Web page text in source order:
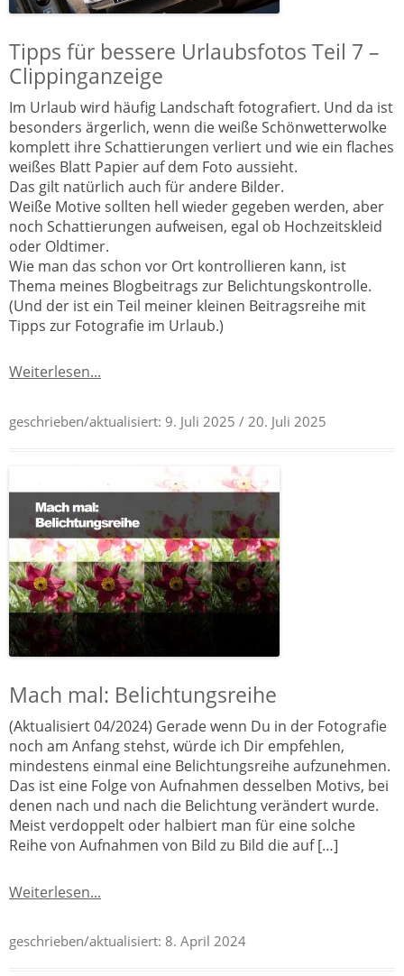
Tipps für bessere Urlaubsfotos Teil 7 –
Clippinganzeige
Im Urlaub wird häufig Landschaft fotografiert. Und da ist
besonders ärgerlich, wenn die weiße Schönwetterwolke
komplett ihre Schattierungen verliert und wie ein flaches
weißes Blatt Papier auf dem Foto aussieht.
Das gilt natürlich auch für andere Bilder.
Weiße Motive sollten hell wieder gegeben werden, aber
noch Schattierungen aufweisen, egal ob Hochzeitskleid
oder Oldtimer.
Wie man das schon vor Ort kontrollieren kann, ist
Thema meines Blogbeitrags zur Belichtungskontrolle.
(Und der ist ein Teil meiner kleinen Beitragsreihe mit
Tipps zur Fotografie im Urlaub.)
Weiterlesen...
geschrieben/aktualisiert: 9. Juli 2025 / 20. Juli 2025
Mach mal: Belichtungsreihe
(Aktualisiert 04/2024) Gerade wenn Du in der Fotografie
noch am Anfang stehst, würde ich Dir empfehlen,
mindestens einmal eine Belichtungsreihe aufzunehmen.
Das ist eine Folge von Aufnahmen desselben Motivs, bei
denen nach und nach die Belichtung verändert wurde.
Meist verdoppelt oder halbiert man für eine solche
Reihe von Aufnahmen von Bild zu Bild die auf […]
Weiterlesen...
geschrieben/aktualisiert: 8. April 2024